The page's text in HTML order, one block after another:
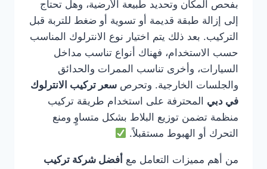
بفحص المكان وتحديد طبيعة الأرضية، وهل تحتاج
إلى إزالة طبقة قديمة أو تسوية أو ضغط للتربة قبل
التركيب. بعد ذلك يتم اختيار نوع الانترلوك المناسب
حسب الاستخدام، فهناك أنواع تناسب مداخل
السيارات، وأخرى تناسب الممرات والحدائق
والجلسات الخارجية. وتحرص سعر تركيب الانترلوك
في دبي المحترفة على استخدام طريقة تركيب
منظمة تضمن توزيع البلاط بشكل متساوٍ ومنع
التحرك أو الهبوط مستقبلاً.
من أهم مميزات التعامل مع أفضل شركة تركيب